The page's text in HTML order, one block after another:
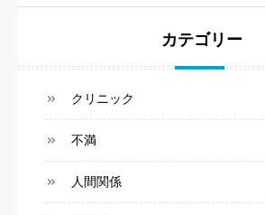
カテゴリー
クリニック
不満
人間関係